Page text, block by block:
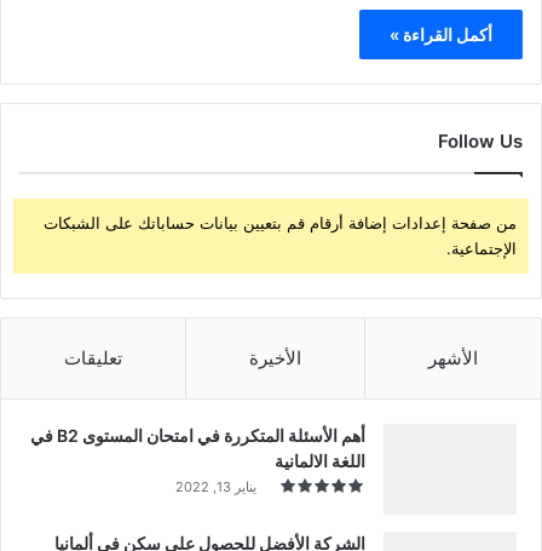
أكمل القراءة »
Follow Us
من صفحة إعدادات إضافة أرقام قم بتعيين بيانات حساباتك على الشبكات
الإجتماعية.
الأشهر الأخيرة تعليقات
أهم الأسئلة المتكررة في امتحان المستوى B2 في
اللغة الالمانية
يناير 13, 2022
الشركة الأفضل للحصول على سكن في ألمانيا